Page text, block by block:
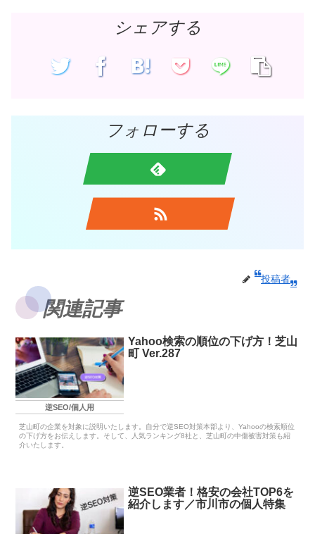
シェアする
フォローする
投稿者
関連記事
逆SEO/個人用
Yahoo検索の順位の下げ方！芝山
町 Ver.287
芝山町の企業を対象に説明いたします。自分で逆SEO対策本部より、Yahooの検索順位
の下げ方をお伝えします。そして、人気ランキング8社と、芝山町の中傷被害対策も紹
介いたします。
逆SEO業者！格安の会社TOP6を
紹介します／市川市の個人特集